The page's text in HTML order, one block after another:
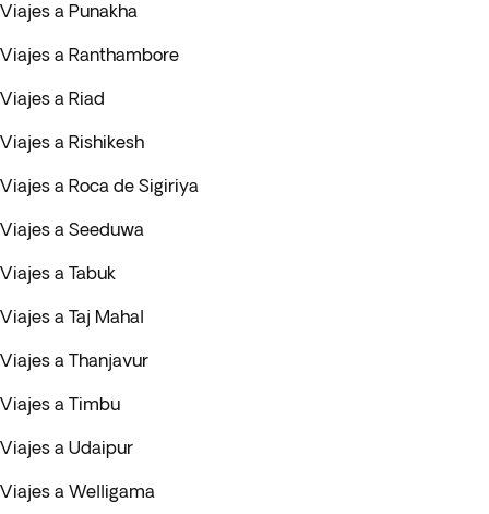
Viajes a Punakha
Viajes a Ranthambore
Viajes a Riad
Viajes a Rishikesh
Viajes a Roca de Sigiriya
Viajes a Seeduwa
Viajes a Tabuk
Viajes a Taj Mahal
Viajes a Thanjavur
Viajes a Timbu
Viajes a Udaipur
Viajes a Welligama